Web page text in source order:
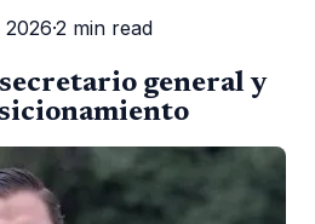
2026·2 min read
general y